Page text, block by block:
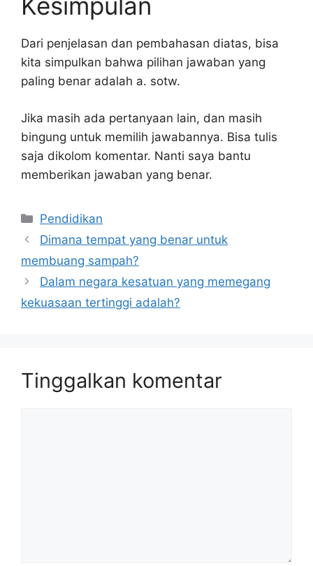
Dari penjelasan dan pembahasan diatas, bisa
kita simpulkan bahwa pilihan jawaban yang
paling benar adalah a. sotw.
Jika masih ada pertanyaan lain, dan masih
bingung untuk memilih jawabannya. Bisa tulis
saja dikolom komentar. Nanti saya bantu
memberikan jawaban yang benar.
Kategori
Pendidikan
Dimana tempat yang benar untuk
membuang sampah?
Dalam negara kesatuan yang memegang
kekuasaan tertinggi adalah?
Tinggalkan komentar